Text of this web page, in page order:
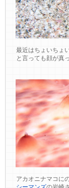
最近はちょいちょ
と言っても顔が真
アカオニナマコに